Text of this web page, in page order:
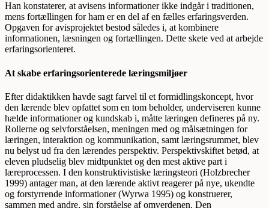
Han konstaterer, at avisens informationer ikke indgår i traditionen,
mens fortællingen for ham er en del af en fælles erfaringsverden.
Opgaven for avisprojektet bestod således i, at kombinere
informationen, læsningen og fortællingen. Dette skete ved at arbejde
erfaringsorienteret.
At skabe erfaringsorienterede læringsmiljøer
Efter didaktikken havde sagt farvel til et formidlingskoncept, hvor
den lærende blev opfattet som en tom beholder, underviseren kunne
hælde informationer og kundskab i, måtte læringen defineres på ny.
Rollerne og selvforståelsen, meningen med og målsætningen for
læringen, interaktion og kommunikation, samt læringsrummet, blev
nu belyst ud fra den lærendes perspektiv. Perspektivskiftet betød, at
eleven pludselig blev midtpunktet og den mest aktive part i
læreprocessen. I den konstruktivistiske læringsteori (Holzbrecher
1999) antager man, at den lærende aktivt reagerer på nye, ukendte
og forstyrrende informationer (Wyrwa 1995) og konstruerer,
sammen med andre, sin forståelse af omverdenen. Den